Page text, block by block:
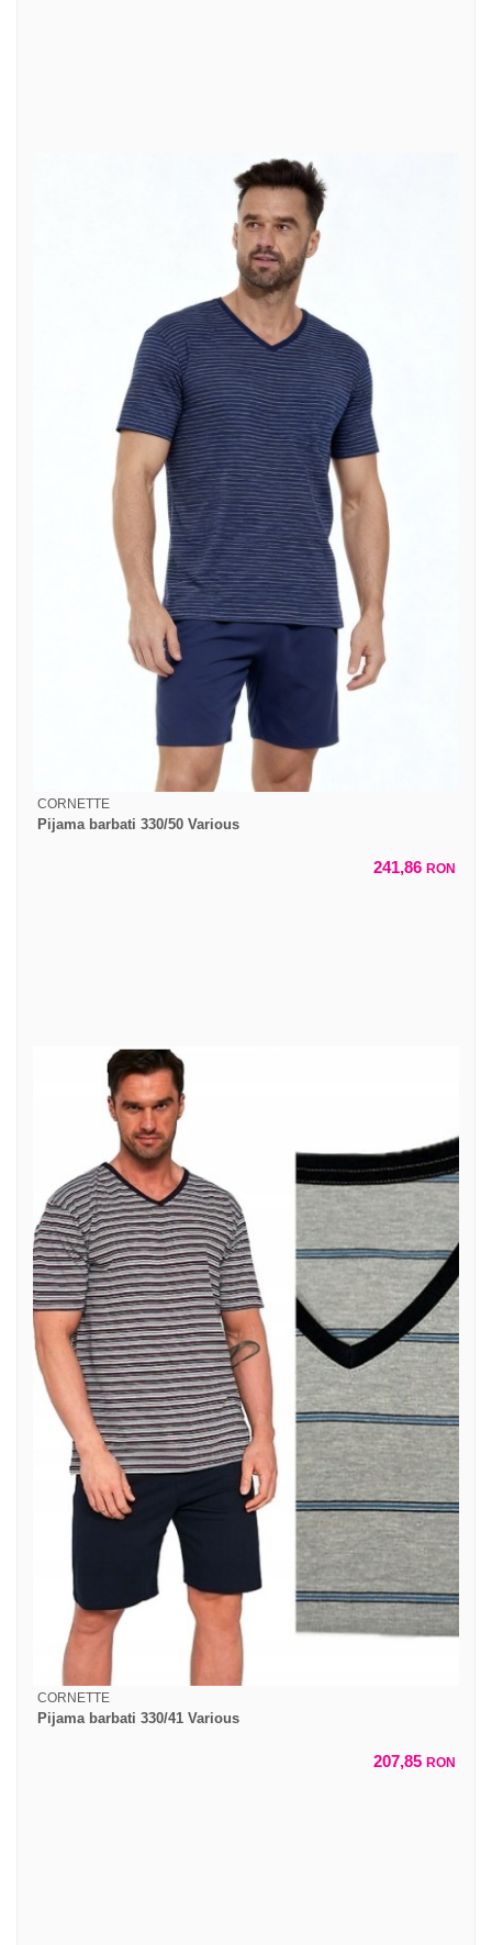
CORNETTE
Pijama barbati 330/50 Various
241,86 RON
CORNETTE
Pijama barbati 330/41 Various
207,85 RON